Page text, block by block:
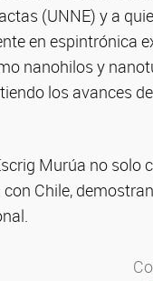
(UNNE) y a
en espintrónica
nanohilos y
los avances
Murúa no
Chile,